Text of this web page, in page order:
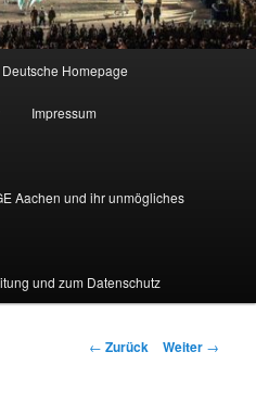
Deutsche Homepage
Impressum
Aachen und ihr unmögliches
und zum Datenschutz
Beitragsnavigation
← Zurück Weiter →